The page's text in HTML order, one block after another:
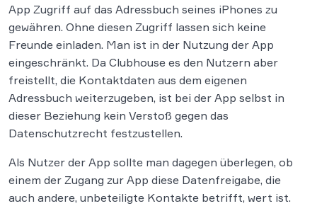
App Zugriff auf das Adressbuch seines iPhones zu
gewähren. Ohne diesen Zugriff lassen sich keine
Freunde einladen. Man ist in der Nutzung der App
eingeschränkt. Da Clubhouse es den Nutzern aber
freistellt, die Kontaktdaten aus dem eigenen
Adressbuch weiterzugeben, ist bei der App selbst in
dieser Beziehung kein Verstoß gegen das
Datenschutzrecht festzustellen.
Als Nutzer der App sollte man dagegen überlegen, ob
einem der Zugang zur App diese Datenfreigabe, die
auch andere, unbeteiligte Kontakte betrifft, wert ist.